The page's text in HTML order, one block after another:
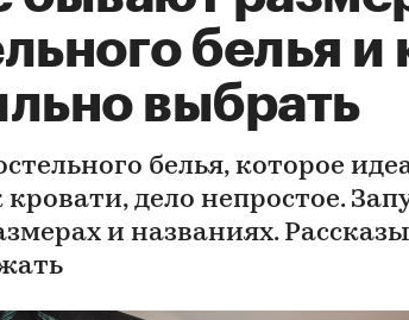
белья и
выбрать
белья, которое
дело непростое.
и названиях.